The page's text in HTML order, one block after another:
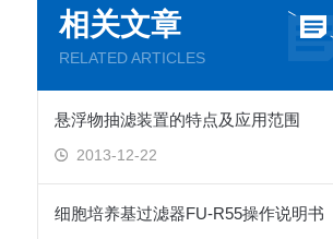
相关文章
RELATED ARTICLES
悬浮物抽滤装置的特点及应用范围
2013-12-22
细胞培养基过滤器FU-R55操作说明书